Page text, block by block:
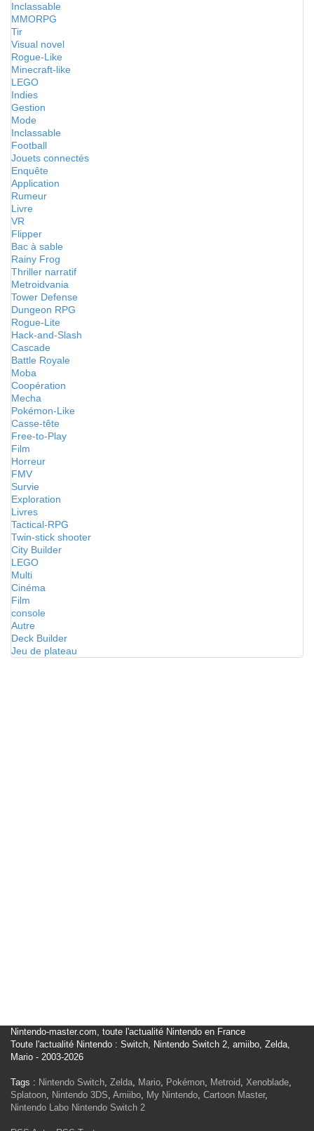
Inclassable
MMORPG
Tir
Visual novel
Rogue-Like
Minecraft-like
LEGO
Indies
Gestion
Mode
Inclassable
Football
Jouets connectés
Enquête
Application
Rumeur
Livre
VR
Flipper
Bac à sable
Rainy Frog
Thriller narratif
Metroidvania
Tower Defense
Dungeon RPG
Rogue-Lite
Hack-and-Slash
Cascade
Battle Royale
Moba
Coopération
Mecha
Pokémon-Like
Casse-tête
Free-to-Play
Film
Horreur
FMV
Survie
Exploration
Livres
Tactical-RPG
Twin-stick shooter
City Builder
LEGO
Multi
Cinéma
Film
console
Autre
Deck Builder
Jeu de plateau
Nintendo-master.com, toute l'actualité Nintendo en France
Toute l'actualité Nintendo : Switch, Nintendo Switch 2, amiibo, Zelda,
Mario - 2003-2026
Tags : Nintendo Switch, Zelda, Mario, Pokémon, Metroid, Xenoblade,
Splatoon, Nintendo 3DS, Amiibo, My Nintendo, Cartoon Master,
Nintendo Labo Nintendo Switch 2